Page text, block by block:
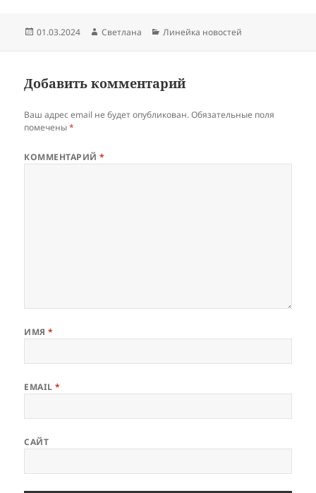
Опубликовано
01.03.2024 Автор
Светлана Рубрики
Линейка новостей
Добавить комментарий
Ваш адрес email не будет опубликован. Обязательные поля
помечены*
КОММЕНТАРИЙ*
ИМЯ*
EMAIL*
САЙТ